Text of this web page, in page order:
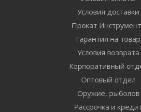
Условия доставки
Прокат
Гарантия на товар
Условия возврата
Корпоративный
Оптовый отдел
Оружие, рыболов
Рассрочка и